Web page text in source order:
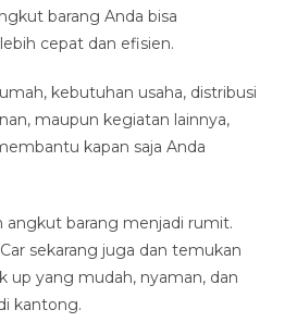
barang Anda bisa
cepat dan efisien.
kebutuhan usaha, distribusi
maupun kegiatan lainnya,
kapan saja Anda
angkut barang menjadi rumit.
sekarang juga dan temukan
up yang mudah, nyaman, dan
kantong.